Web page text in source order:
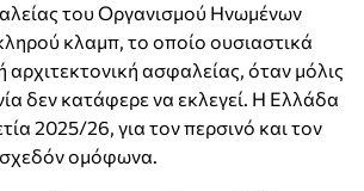
του Οργανισμού Ηνωμένων
κλαμπ, το οποίο ουσιαστικά
αρχιτεκτονική ασφαλείας, όταν μόλις
δεν κατάφερε να εκλεγεί. Η Ελλάδα
2025/26, για τον περσινό και τον
ομόφωνα.